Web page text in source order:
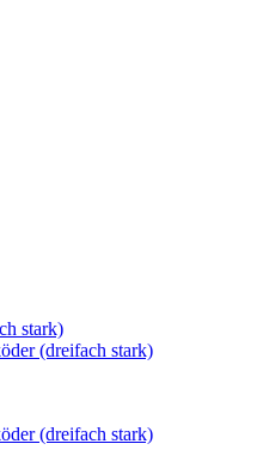
stark)
(dreifach stark)
(dreifach stark)